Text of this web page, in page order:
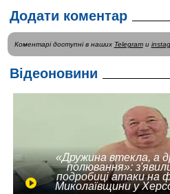
Додати коментар
Коментарі доступні в наших Telegramи
Відеоновини
«Дружина втекла, а
полювання»:
подробиці атаки на
Миколаївщини у